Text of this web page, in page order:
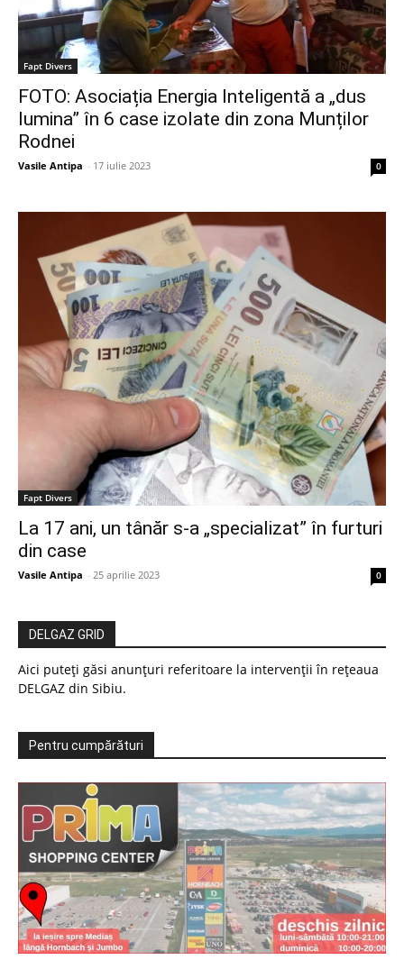
Fapt Divers
FOTO: Asociația Energia Inteligentă a „dus
lumina” în 6 case izolate din zona Munților
Rodnei
Vasile Antipa - 17 iulie 2023 0
Fapt Divers
La 17 ani, un tânăr s-a „specializat” în furturi
din case
Vasile Antipa - 25 aprilie 2023 0
DELGAZ GRID
Aici puteți găsi anunțuri referitoare la intervenții în rețeaua
DELGAZ din Sibiu.
Pentru cumpărături